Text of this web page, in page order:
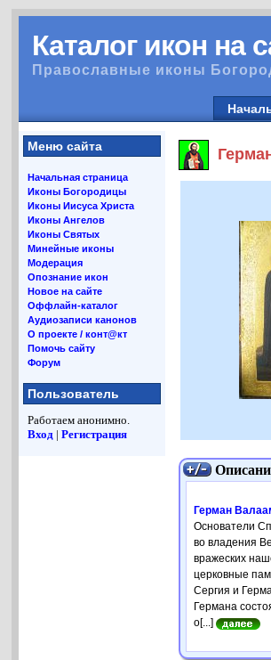
Каталог икон на
Православные иконы
Меню сайта
Начальная страница
Иконы Богородицы
Иконы Иисуса Христа
Иконы Ангелов
Иконы Святых
Минейные иконы
Модерация
Опознание икон
Новое на сайте
Оффлайн-каталог
Аудиозаписи канонов
О проекте / конт@кт
Помочь сайту
Форум
Пользователь
Работаем анонимно.
Вход |Регистрация
Герман
Основатели
во владения
вражеских
церковные
Сергия и
Германа
о[...]